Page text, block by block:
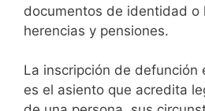
documentos de identidad o
herencias y pensiones.
La inscripción de defunción
es el asiento que acredita